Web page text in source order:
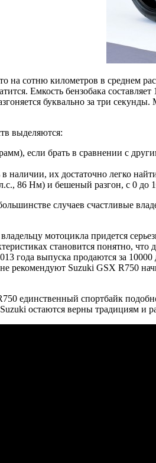
на сотню километров в среднем
Емкость бензобака составляет
буквально за три
выделяются:
если брать в сравнении с
наличии, их достаточно легко
86 Нм) и бешеный разгон, с 0 до
случаев счастливые
мотоцикла придется
становится понятно,
года выпуска продаются за 10000
рекомендуют Suzuki GSX R750
единственный спортбайк
остаются верны традициям и